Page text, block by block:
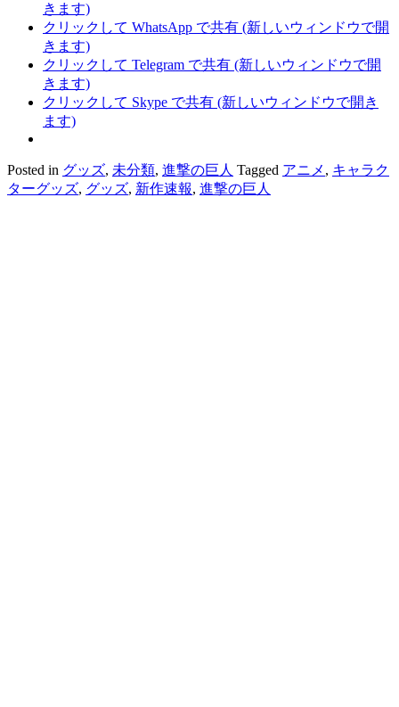
きます)
クリックして WhatsApp で共有 (新しいウィンドウで開
きます)
クリックして Telegram で共有 (新しいウィンドウで開
きます)
クリックして Skype で共有 (新しいウィンドウで開き
ます)
Posted in グッズ, 未分類, 進撃の巨人 Tagged アニメ , キャラク
ターグッズ, グッズ, 新作速報, 進撃の巨人